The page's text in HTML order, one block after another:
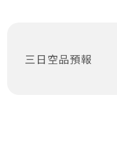
三日空品預報